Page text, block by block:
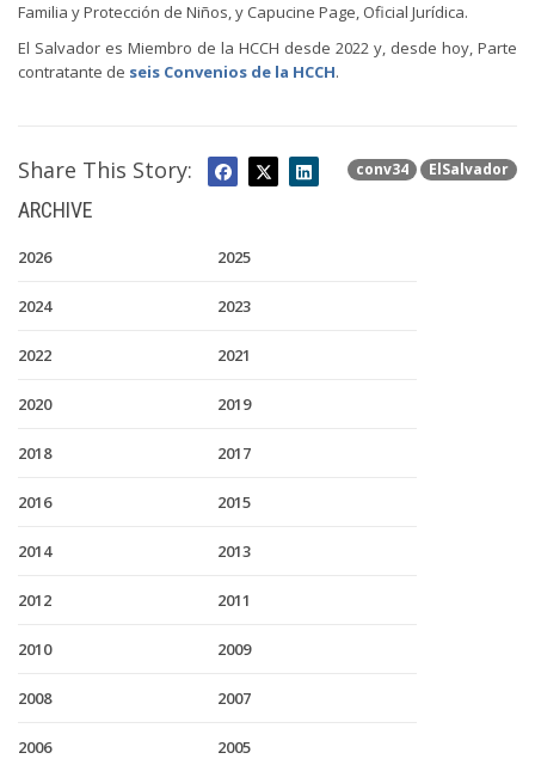
Familia y Protección de Niños, y Capucine Page, Oficial Jurídica.
El Salvador es Miembro de la HCCH desde 2022 y, desde hoy, Parte
contratante de seis Convenios de la HCCH.
conv34 ElSalvador
Share This Story:
ARCHIVE
2026 2025
2024 2023
2022 2021
2020 2019
2018 2017
2016 2015
2014 2013
2012 2011
2010 2009
2008 2007
2006 2005